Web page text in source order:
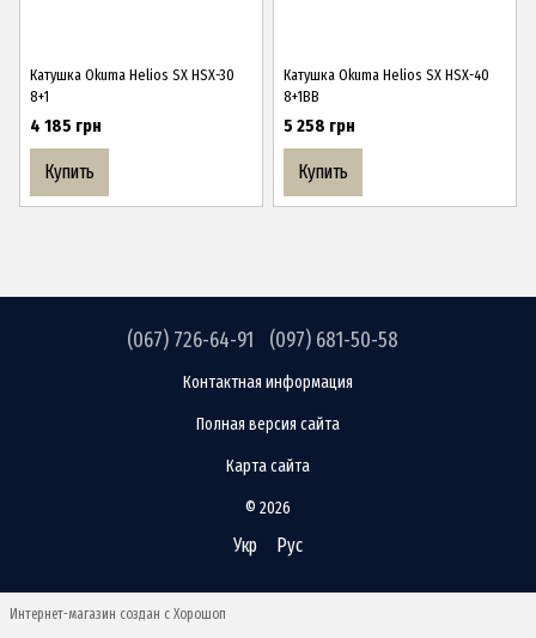
Катушка Okuma Helios SX HSX-30
8+1
4 185 грн
Купить
Катушка Okuma Helios SX HSX-40
8+1BB
5 258 грн
Купить
(067) 726-64-91 (097) 681-50-58
Контактная информация
Полная версия сайта
Карта сайта
© 2026
Укр Рус
Интернет-магазин создан с Хорошоп